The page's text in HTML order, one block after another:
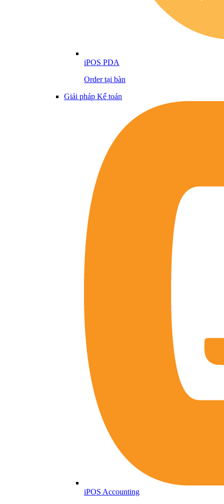
iPOS PDA
Order tại bàn
Giải pháp Kế toán
iPOS Accounting